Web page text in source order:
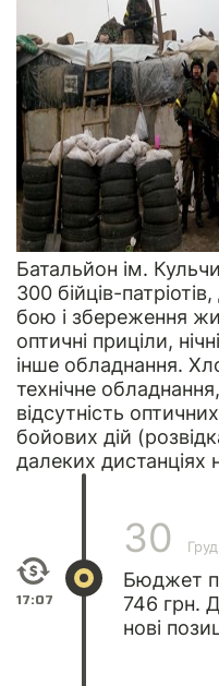
Батальйон ім.
300 бійців-
бою і збереження
оптичні приціли,
інше обладнання.
технічне
відсутність
бойових дій
далеких дистанціях
17:07
30
Бюджет
746 грн.
нові